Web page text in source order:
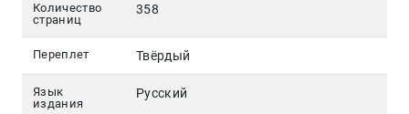
Количество
страниц
358
Переплет Твёрдый
Язык
издания
Русский